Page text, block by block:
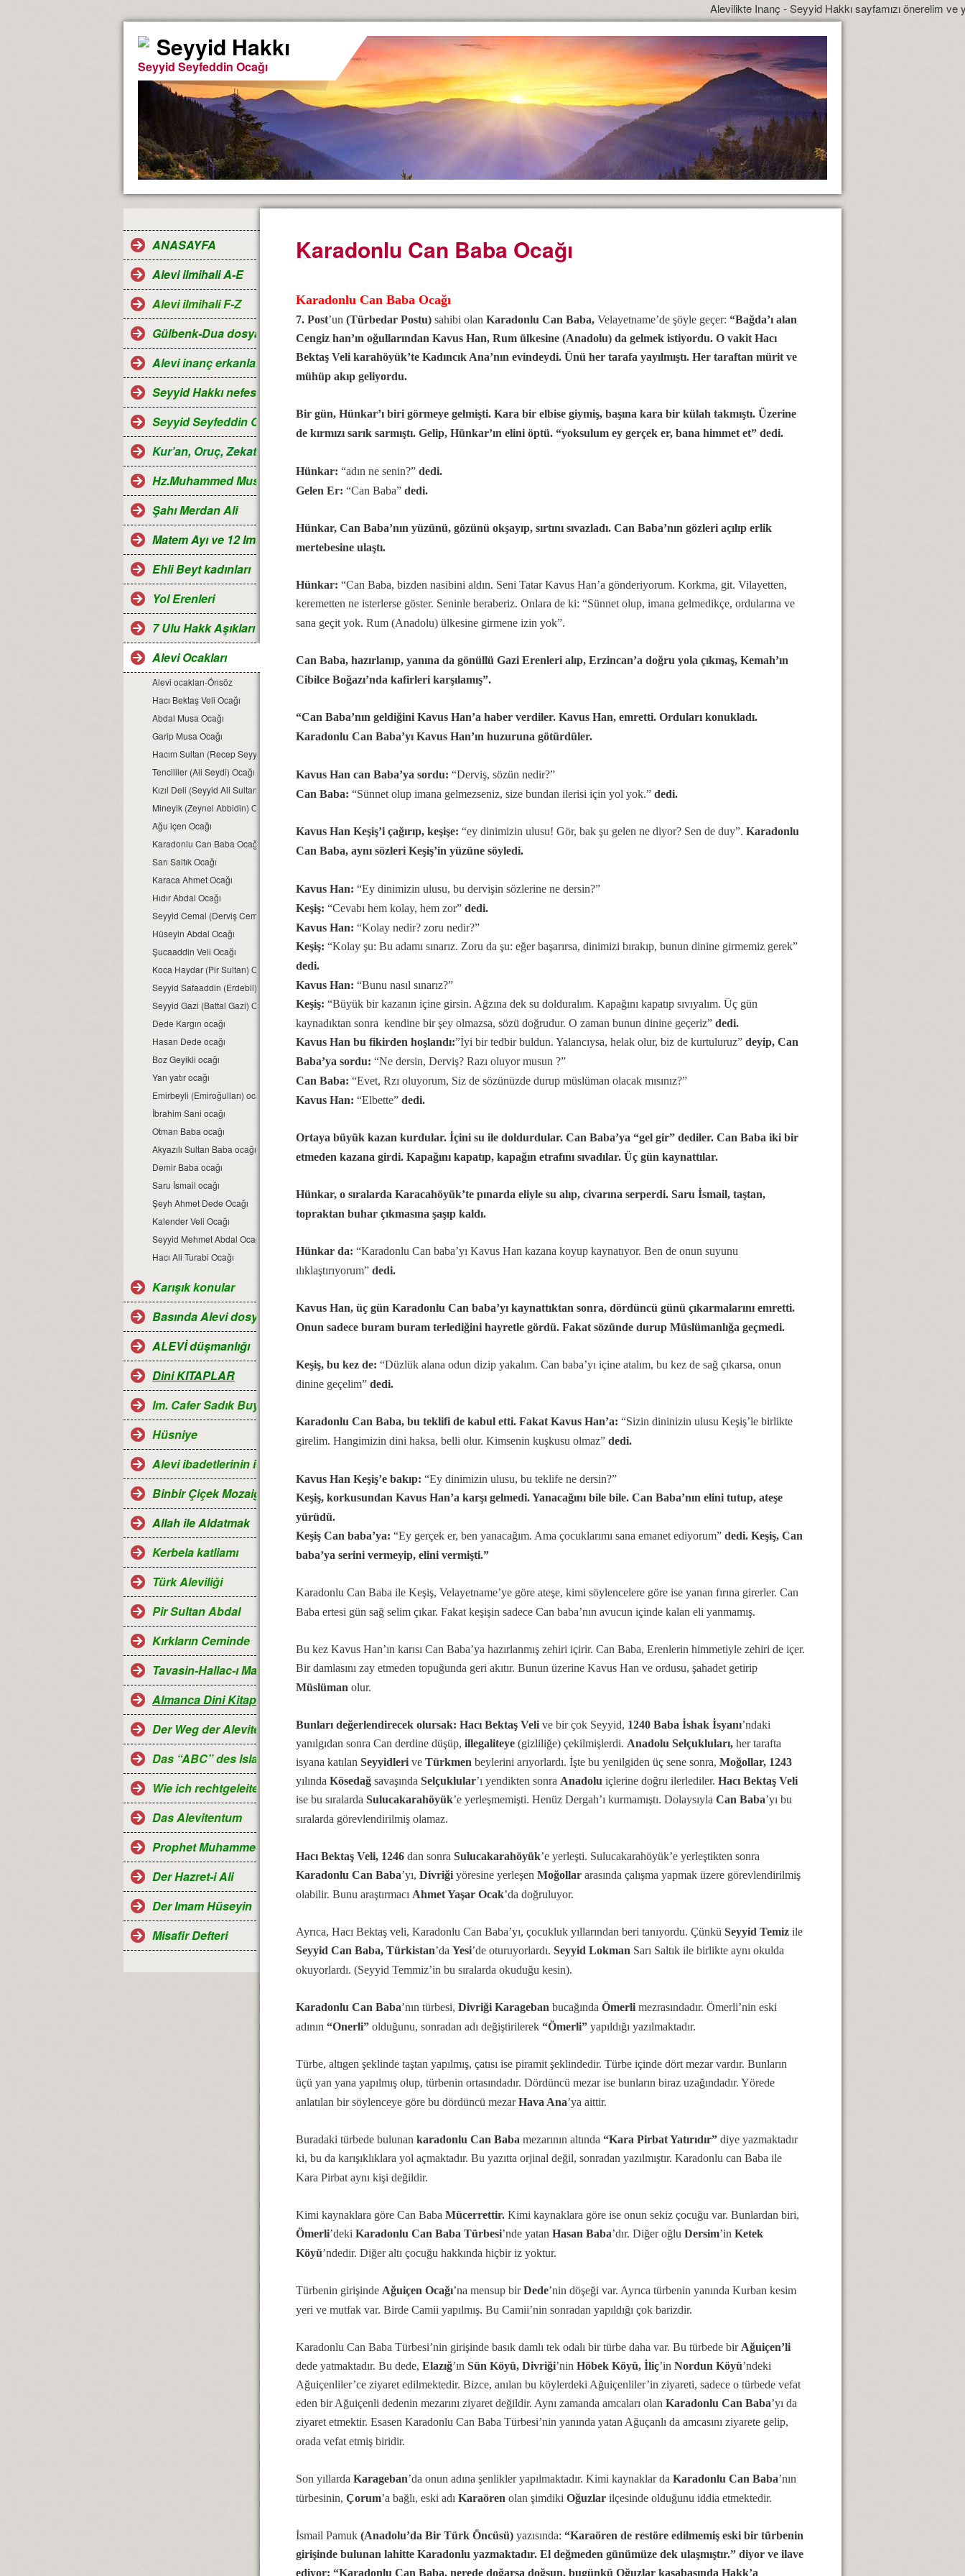
Alevilikte Inanç - Seyyid Hakkı sayfamızı önerelim ve
Seyyid Hakkı
Seyyid Seyfeddin Ocağı
ANASAYFA
Alevi ilmihali A-E
Alevi ilmihali F-Z
Gülbenk-Dua dosyası
Alevi inanç erkanları
Seyyid Hakkı nefesleri
Seyyid Seyfeddin Ocağı...
Kur’an, Oruç, Zekat, Hac ve Ramazan ayı
Hz.Muhammed Mustafa
Şahı Merdan Ali
Matem Ayı ve 12 Imamlar
Ehli Beyt kadınları
Yol Erenleri
7 Ulu Hakk Aşıkları ve Halk ozanları
Alevi Ocakları
Alevi ocakları-Önsöz
Hacı Bektaş Veli Ocağı
Abdal Musa Ocağı
Garip Musa Ocağı
Hacım Sultan (Recep Seyyid) Ocağı
Tencililer (Ali Seydi) Ocağı
Kızıl Deli (Seyyid Ali Sultan) Ocağı
Mineyik (Zeynel Abbidin) Ocağı
Ağu içen Ocağı
Karadonlu Can Baba Ocağı
Sarı Saltık Ocağı
Karaca Ahmet Ocağı
Hıdır Abdal Ocağı
Seyyid Cemal (Derviş Cemal) Ocağı
Hüseyin Abdal Ocağı
Şucaaddin Veli Ocağı
Koca Haydar (Pir Sultan) Ocağı
Seyyid Safaaddin (Erdebil) Ocağı
Seyyid Gazi (Battal Gazi) Ocağı
Dede Kargın ocağı
Hasan Dede ocağı
Boz Geyikli ocağı
Yan yatır ocağı
Emirbeyli (Emiroğulları) ocağı
İbrahim Sani ocağı
Otman Baba ocağı
Akyazılı Sultan Baba ocağı
Demir Baba ocağı
Saru İsmail ocağı
Şeyh Ahmet Dede Ocağı
Kalender Veli Ocağı
Seyyid Mehmet Abdal Ocağı
Hacı Ali Turabi Ocağı
Karışık konular
Basında Alevi dosyaları
ALEVİ düşmanlığı
Dini KITAPLAR
Im. Cafer Sadık Buyruğu
Hüsniye
Alevi ibadetlerinin islamdaki yeri
Binbir Çiçek Mozaiği Alevilik
Allah ile Aldatmak
Kerbela katliamı
Türk Aleviliği
Pir Sultan Abdal
Kırkların Ceminde
Tavasin-Hallac-ı Mansur
Almanca Dini Kitaplar-Religiöse Bücher
Der Weg der Aleviten...
Das “ABC” des Islam
Wie ich rechtgeleitet wurde
Das Alevitentum
Prophet Muhammed
Der Hazret-i Ali
Der Imam Hüseyin
Misafir Defteri
Karadonlu Can Baba Ocağı
Karadonlu Can Baba Ocağı
7. Post’un (Türbedar Postu) sahibi olan Karadonlu Can Baba, Velayetname’de şöyle geçer: “Bağda’ı alan
Cengiz han’ın oğullarından Kavus Han, Rum ülkesine (Anadolu) da gelmek istiyordu. O vakit Hacı
Bektaş Veli karahöyük’te Kadıncık Ana’nın evindeydi. Ünü her tarafa yayılmıştı. Her taraftan mürit ve
mühüp akıp geliyordu.
Bir gün, Hünkar’ı biri görmeye gelmişti. Kara bir elbise giymiş, başına kara bir külah takmıştı. Üzerine
de kırmızı sarık sarmıştı. Gelip, Hünkar’ın elini öptü. “yoksulum ey gerçek er, bana himmet et” dedi.
Hünkar: “adın ne senin?” dedi.
Gelen Er: “Can Baba” dedi.
Hünkar, Can Baba’nın yüzünü, gözünü okşayıp, sırtını sıvazladı. Can Baba’nın gözleri açılıp erlik
mertebesine ulaştı.
Hünkar: “Can Baba, bizden nasibini aldın. Seni Tatar Kavus Han’a gönderiyorum. Korkma, git. Vilayetten,
keremetten ne isterlerse göster. Seninle beraberiz. Onlara de ki: “Sünnet olup, imana gelmedikçe, ordularına ve
sana geçit yok. Rum (Anadolu) ülkesine girmene izin yok”.
Can Baba, hazırlanıp, yanına da gönüllü Gazi Erenleri alıp, Erzincan’a doğru yola çıkmaş, Kemah’ın
Cibilce Boğazı’nda kafirleri karşılamış”.
“Can Baba’nın geldiğini Kavus Han’a haber verdiler. Kavus Han, emretti. Orduları konukladı.
Karadonlu Can Baba’yı Kavus Han’ın huzuruna götürdüler.
Kavus Han can Baba’ya sordu: “Derviş, sözün nedir?”
Can Baba: “Sünnet olup imana gelmezseniz, size bundan ilerisi için yol yok.” dedi.
Kavus Han Keşiş’i çağırıp, keşişe: “ey dinimizin ulusu! Gör, bak şu gelen ne diyor? Sen de duy”. Karadonlu
Can Baba, aynı sözleri Keşiş’in yüzüne söyledi.
Kavus Han: “Ey dinimizin ulusu, bu dervişin sözlerine ne dersin?”
Keşiş: “Cevabı hem kolay, hem zor” dedi.
Kavus Han: “Kolay nedir? zoru nedir?”
Keşiş: “Kolay şu: Bu adamı sınarız. Zoru da şu: eğer başarırsa, dinimizi bırakıp, bunun dinine girmemiz gerek”
dedi.
Kavus Han: “Bunu nasıl sınarız?”
Keşiş: “Büyük bir kazanın içine girsin. Ağzına dek su dolduralım. Kapağını kapatıp sıvıyalım. Üç gün
kaynadıktan sonra kendine bir şey olmazsa, sözü doğrudur. O zaman bunun dinine geçeriz” dedi.
Kavus Han bu fikirden hoşlandı:”İyi bir tedbir buldun. Yalancıysa, helak olur, biz de kurtuluruz” deyip, Can
Baba’ya sordu: “Ne dersin, Derviş? Razı oluyor musun ?”
Can Baba: “Evet, Rzı oluyorum, Siz de sözünüzde durup müslüman olacak mısınız?”
Kavus Han: “Elbette” dedi.
Ortaya büyük kazan kurdular. İçini su ile doldurdular. Can Baba’ya “gel gir” dediler. Can Baba iki bir
etmeden kazana girdi. Kapağını kapatıp, kapağın etrafını sıvadılar. Üç gün kaynattılar.
Hünkar, o sıralarda Karacahöyük’te pınarda eliyle su alıp, civarına serperdi. Saru İsmail, taştan,
topraktan buhar çıkmasına şaşıp kaldı.
Hünkar da: “Karadonlu Can baba’yı Kavus Han kazana koyup kaynatıyor. Ben de onun suyunu
ılıklaştırıyorum” dedi.
Kavus Han, üç gün Karadonlu Can baba’yı kaynattıktan sonra, dördüncü günü çıkarmalarını emretti.
Onun sadece buram buram terlediğini hayretle gördü. Fakat sözünde durup Müslümanlığa geçmedi.
Keşiş, bu kez de: “Düzlük alana odun dizip yakalım. Can baba’yı içine atalım, bu kez de sağ çıkarsa, onun
dinine geçelim” dedi.
Karadonlu Can Baba, bu teklifi de kabul etti. Fakat Kavus Han’a: “Sizin dininizin ulusu Keşiş’le birlikte
girelim. Hangimizin dini haksa, belli olur. Kimsenin kuşkusu olmaz” dedi.
Kavus Han Keşiş’e bakıp: “Ey dinimizin ulusu, bu teklife ne dersin?”
Keşiş, korkusundan Kavus Han’a karşı gelmedi. Yanacağını bile bile. Can Baba’nın elini tutup, ateşe
yürüdü.
Keşiş Can baba’ya: “Ey gerçek er, ben yanacağım. Ama çocuklarımı sana emanet ediyorum” dedi. Keşiş, Can
baba’ya serini vermeyip, elini vermişti.”
Karadonlu Can Baba ile Keşiş, Velayetname’ye göre ateşe, kimi söylencelere göre ise yanan fırına girerler. Can
Baba ertesi gün sağ selim çıkar. Fakat keşişin sadece Can baba’nın avucun içinde kalan eli yanmamış.
Bu kez Kavus Han’ın karısı Can Baba’ya hazırlanmış zehiri içirir. Can Baba, Erenlerin himmetiyle zehiri de içer.
Bir damlasını zay etmeden topuğunda geri akıtır. Bunun üzerine Kavus Han ve ordusu, şahadet getirip
Müslüman olur.
Bunları değerlendirecek olursak: Hacı Bektaş Veli ve bir çok Seyyid, 1240 Baba İshak İsyanı’ndaki
yanılgıdan sonra Can derdine düşüp, illegaliteye (gizliliğe) çekilmişlerdi. Anadolu Selçukluları, her tarafta
isyana katılan Seyyidleri ve Türkmen beylerini arıyorlardı. İşte bu yenilgiden üç sene sonra, Moğollar, 1243
yılında Kösedağ savaşında Selçuklular’ı yendikten sonra Anadolu içlerine doğru ilerlediler. Hacı Bektaş Veli
ise bu sıralarda Sulucakarahöyük’e yerleşmemişti. Henüz Dergah’ı kurmamıştı. Dolaysıyla Can Baba’yı bu
sıralarda görevlendirilmiş olamaz.
Hacı Bektaş Veli, 1246 dan sonra Sulucakarahöyük’e yerleşti. Sulucakarahöyük’e yerleştikten sonra
Karadonlu Can Baba’yı, Divriği yöresine yerleşen Moğollar arasında çalışma yapmak üzere görevlendirilmiş
olabilir. Bunu araştırmacı Ahmet Yaşar Ocak’da doğruluyor.
Ayrıca, Hacı Bektaş veli, Karadonlu Can Baba’yı, çocukluk yıllarından beri tanıyordu. Çünkü Seyyid Temiz ile
Seyyid Can Baba, Türkistan’da Yesi’de oturuyorlardı. Seyyid Lokman Sarı Saltık ile birlikte aynı okulda
okuyorlardı. (Seyyid Temmiz’in bu sıralarda okuduğu kesin).
Karadonlu Can Baba’nın türbesi, Divriği Karageban bucağında Ömerli mezrasındadır. Ömerli’nin eski
adının “Onerli” olduğunu, sonradan adı değiştirilerek “Ömerli” yapıldığı yazılmaktadır.
Türbe, altıgen şeklinde taştan yapılmış, çatısı ise piramit şeklindedir. Türbe içinde dört mezar vardır. Bunların
üçü yan yana yapılmış olup, türbenin ortasındadır. Dördüncü mezar ise bunların biraz uzağındadır. Yörede
anlatılan bir söylenceye göre bu dördüncü mezarHava Ana’ya aittir.
Buradaki türbede bulunan karadonlu Can Baba mezarının altında “Kara Pirbat Yatırıdır” diye yazmaktadır
ki, bu da karışıklıklara yol açmaktadır. Bu yazıtta orjinal değil, sonradan yazılmıştır. Karadonlu can Baba ile
Kara Pirbat aynı kişi değildir.
Kimi kaynaklara göre Can Baba Mücerrettir. Kimi kaynaklara göre ise onun sekiz çocuğu var. Bunlardan biri,
Ömerli’deki Karadonlu Can Baba Türbesi’nde yatan Hasan Baba’dır. Diğer oğlu Dersim’in Ketek
Köyü’ndedir. Diğer altı çocuğu hakkında hiçbir iz yoktur.
Türbenin girişinde Ağuiçen Ocağı’na mensup birDede’nin döşeği var. Ayrıca türbenin yanında Kurban kesim
yeri ve mutfak var. Birde Camii yapılmış. Bu Camii’nin sonradan yapıldığı çok barizdir.
Karadonlu Can Baba Türbesi’nin girişinde basık damlı tek odalı bir türbe daha var. Bu türbede bir Ağuiçen’li
dede yatmaktadır. Bu dede, Elazığ’ın Sün Köyü, Divriği’nin Höbek Köyü, İliç’in Nordun Köyü’ndeki
Ağuiçenliler’ce ziyaret edilmektedir. Bizce, anılan bu köylerdeki Ağuiçenliler’in ziyareti, sadece o türbede vefat
eden bir Ağuiçenli dedenin mezarını ziyaret değildir. Aynı zamanda amcaları olan Karadonlu Can Baba’yı da
ziyaret etmektir. Esasen Karadonlu Can Baba Türbesi’nin yanında yatan Ağuçanlı da amcasını ziyarete gelip,
orada vefat etmiş biridir.
Son yıllarda Karageban’da onun adına şenlikler yapılmaktadır. Kimi kaynaklar da Karadonlu Can Baba’nın
türbesinin, Çorum’a bağlı, eski adı Karaören olan şimdiki Oğuzlar ilçesinde olduğunu iddia etmektedir.
İsmail Pamuk (Anadolu’da Bir Türk Öncüsü) yazısında: “Karaören de restöre edilmemiş eski bir türbenin
girişinde bulunan lahitte Karadonlu yazmaktadır. El değmeden günümüze dek ulaşmıştır.” diyor ve ilave
ediyor: “Karadonlu Can Baba, nerede doğarsa doğsun, bugünkü Oğuzlar kasabasında Hakk’a